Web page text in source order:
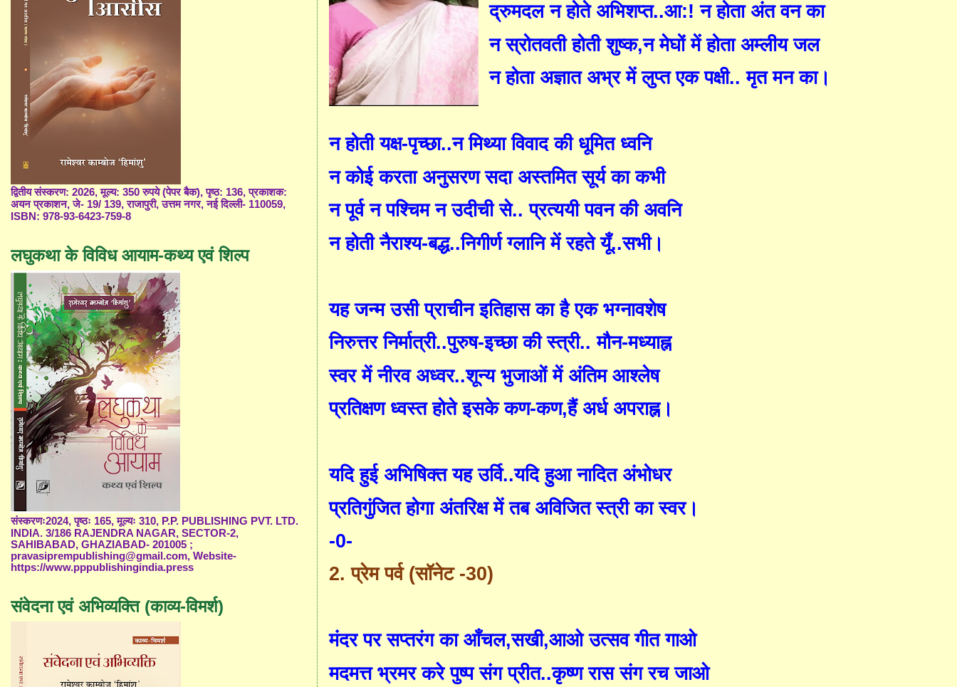
द्रुमदल न होते अभिशप्त..आ:! न होता अंत वन का
न स्रोतवती होती शुष्क,न मेघों में होता अम्लीय जल
न होता अज्ञात अभ्र में लुप्त एक पक्षी.. मृत मन का।
न होती यक्ष-पृच्छा..न मिथ्या विवाद की धूमित ध्वनि
न कोई करता अनुसरण सदा अस्तमित सूर्य का कभी
न पूर्व न पश्चिम न उदीची से.. प्रत्ययी पवन की अवनि
न होती नैराश्य-बद्ध..निगीर्ण ग्लानि में रहते यूँ..सभी।
यह जन्म उसी प्राचीन इतिहास का है एक भग्नावशेष
निरुत्तर निर्मात्री..पुरुष-इच्छा की स्त्री.. मौन-मध्याह्न
स्वर में नीरव अध्वर..शून्य भुजाओं में अंतिम आश्लेष
प्रतिक्षण ध्वस्त होते इसके कण-कण,हैं अर्ध अपराह्न।
यदि हुई अभिषिक्त यह उर्वि..यदि हुआ नादित अंभोधर
प्रतिगुंजित होगा अंतरिक्ष में तब अविजित स्त्री का स्वर।
-0-
2.प्रेम पर्व (सॉनेट -30)
मंदर पर सप्तरंग का आँचल,सखी,आओ उत्सव गीत गाओ
मदमत्त भ्रमर करे पुष्प संग प्रीत..कृष्ण रास संग रच जाओ
द्वितीय संस्करण: 2026, मूल्य: 350 रुपये (पेपर बैक), पृष्ठ: 136, प्रकाशक:
अयन प्रकाशन, जे- 19/ 139, राजापुरी, उत्तम नगर, नई दिल्ली- 110059,
ISBN: 978-93-6423-759-8
लघुकथा के विविध आयाम-कथ्य एवं शिल्प
संस्करणः2024, पृष्ठः 165, मूल्यः 310, P.P. PUBLISHING PVT. LTD.
INDIA. 3/186 RAJENDRA NAGAR, SECTOR-2,
SAHIBABAD, GHAZIABAD- 201005 ;
pravasiprempublishing@gmail.com, Website-
https://www.pppublishingindia.press
संवेदना एवं अभिव्यक्ति (काव्य-विमर्श)